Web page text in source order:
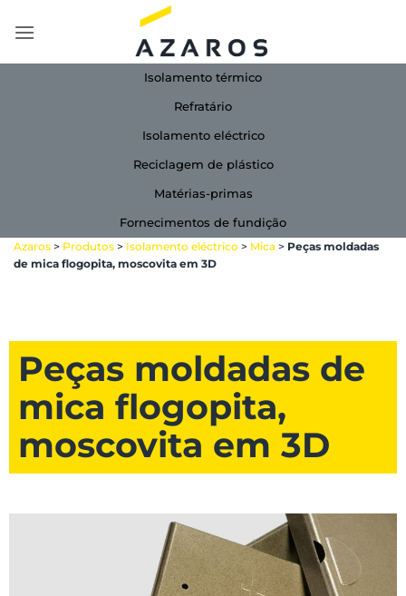
Isolamento térmico
Refratário
Isolamento eléctrico
Reciclagem de plástico
Matérias-primas
Fornecimentos de fundição
Azaros > Produtos > Isolamento eléctrico > Mica > Peças moldadas
de mica flogopita, moscovita em 3D
Peças moldadas de
mica flogopita,
moscovita em 3D